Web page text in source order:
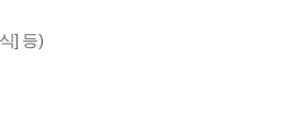
] 등)